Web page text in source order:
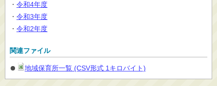
・ 令和4年度
・ 令和3年度
・ 令和2年度
関連ファイル
地域保育所一覧 (CSV形式 1キロバイト)